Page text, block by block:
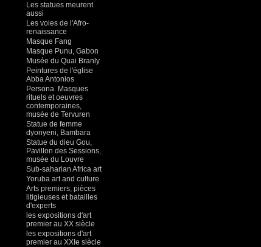
Les statues meurent
aussi
Les voies de l'Afro-
renaissance
Masque Fang
Masque Punu, Gabon
Musée du Quai Branly
Peintures de l'église
Abba Antonios
Persona. Masques
rituels et oeuvres
contemporaines,
musée de Tervuren
Statue de femme
dyonyeni, Bambara
Statue du dieu Gou,
Pavillon des Sessions,
musée du Louvre
Sub-saharian Africa art
Yoruba art and culture
Arts premiers, pièces
litigieuses et batailles
d'experts
les expositions d'art
premier au XX siècle
les expositions d'art
premier au XXIe siècle